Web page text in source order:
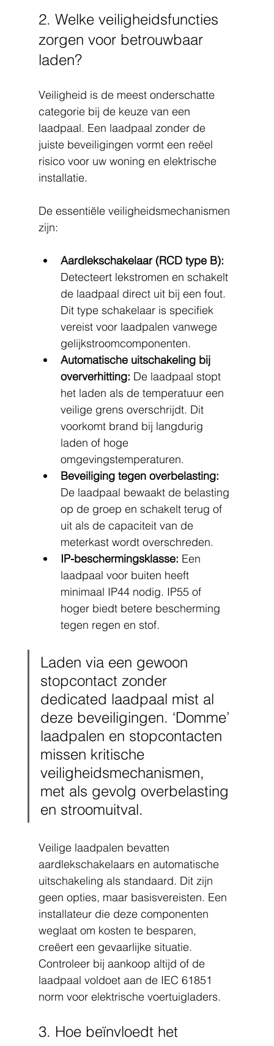
2. Welke veiligheidsfuncties
zorgen voor betrouwbaar
laden?
Veiligheid is de meest onderschatte
categorie bij de keuze van een
laadpaal. Een laadpaal zonder de
juiste beveiligingen vormt een reëel
risico voor uw woning en elektrische
installatie.
De essentiële veiligheidsmechanismen
zijn:
Aardlekschakelaar (RCD type B):
Detecteert lekstromen en schakelt
de laadpaal direct uit bij een fout.
Dit type schakelaar is specifiek
vereist voor laadpalen vanwege
gelijkstroomcomponenten.
Automatische uitschakeling bij
oververhitting: De laadpaal stopt
het laden als de temperatuur een
veilige grens overschrijdt. Dit
voorkomt brand bij langdurig
laden of hoge
omgevingstemperaturen.
Beveiliging tegen overbelasting:
De laadpaal bewaakt de belasting
op de groep en schakelt terug of
uit als de capaciteit van de
meterkast wordt overschreden.
IP-beschermingsklasse: Een
laadpaal voor buiten heeft
minimaal IP44 nodig. IP55 of
hoger biedt betere bescherming
tegen regen en stof.
Laden via een gewoon
stopcontact zonder
dedicated laadpaal mist al
deze beveiligingen. ‘Domme’
laadpalen en stopcontacten
missen kritische
veiligheidsmechanismen,
met als gevolg overbelasting
en stroomuitval.
Veilige laadpalen bevatten
aardlekschakelaars en automatische
uitschakeling als standaard. Dit zijn
geen opties, maar basisvereisten. Een
installateur die deze componenten
weglaat om kosten te besparen,
creëert een gevaarlijke situatie.
Controleer bij aankoop altijd of de
laadpaal voldoet aan de IEC 61851
norm voor elektrische voertuigladers.
3. Hoe beïnvloedt het